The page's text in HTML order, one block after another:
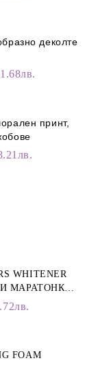
деколте
принт,
WHITENER
МАРАТОНКИ,
FOAM